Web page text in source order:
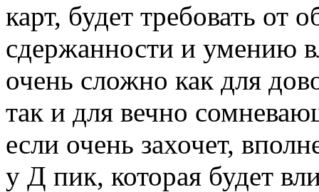
карт, будет требовать от
сдержанности и умению
очень сложно как для
так и для вечно
если очень захочет,
у Д пик, которая будет